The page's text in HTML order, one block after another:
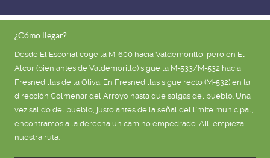
¿Cómo llegar?
Desde El Escorial coge la M-600 hacia Valdemorillo, pero en El
Alcor (bien antes de Valdemorillo) sigue la M-533/M-532 hacia
Fresnedillas de la Oliva. En Fresnedillas sigue recto (M-532) en la
dirección Colmenar del Arroyo hasta que salgas del pueblo. Una
vez salido del pueblo, justo antes de la señal del límite municipal,
encontramos a la derecha un camino empedrado. Allí empieza
nuestra ruta.